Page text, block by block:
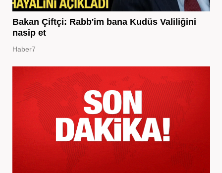
Bakan Çiftçi: Rabb'im bana Kudüs Valiliğini
nasip et
Haber7